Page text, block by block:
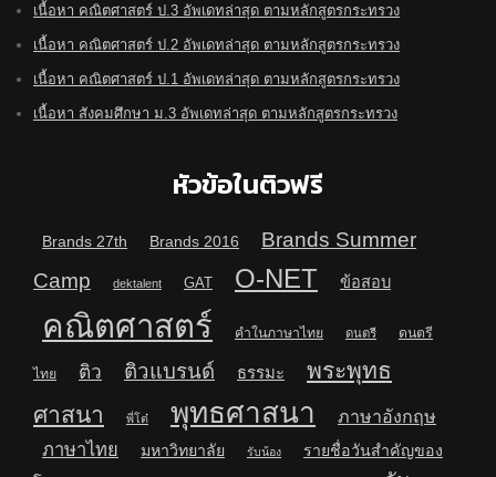
เนื้อหา คณิตศาสตร์ ป.3 อัพเดทล่าสุด ตามหลักสูตรกระทรวง
เนื้อหา คณิตศาสตร์ ป.2 อัพเดทล่าสุด ตามหลักสูตรกระทรวง
เนื้อหา คณิตศาสตร์ ป.1 อัพเดทล่าสุด ตามหลักสูตรกระทรวง
เนื้อหา สังคมศึกษา ม.3 อัพเดทล่าสุด ตามหลักสูตรกระทรวง
หัวข้อในติวฟรี
Brands 27th Brands 2016
Brands Summer
Camp
dektalent GAT O-NET ข้อสอบ
คณิตศาสตร์ คำในภาษาไทย ดนตรี ดนตรี
ไทย ติว ติวแบรนด์ ธรรมะ
พระพุทธ
ศาสนา
พี่โต๋ พุทธศาสนา ภาษาอังกฤษ
ภาษาไทย มหาวิทยาลัย รับน้อง
รายชื่อวันสำคัญของ